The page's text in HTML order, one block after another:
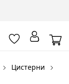
Цистерни